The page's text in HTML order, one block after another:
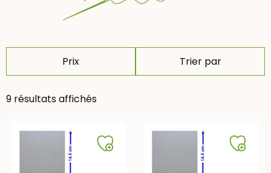
Prix Trier par
9 résultats affichés